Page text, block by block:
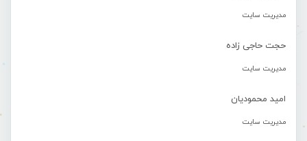
مدیریت سایت
حجت حاجی زاده
مدیریت سایت
امید محمودیان
مدیریت سایت